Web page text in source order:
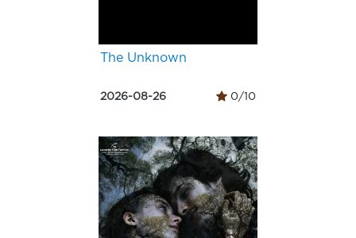
The Unknown
2026-08-26 0/10